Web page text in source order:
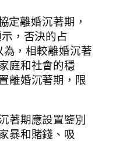
定離婚沉著期，
，否決的占
為，相較離婚沉著
庭和社會的穩
離婚沉著期，限
著期應設置鑒別
暴和賭錢、吸